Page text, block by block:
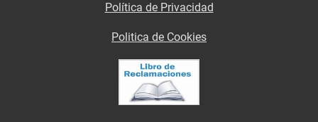
Política de Privacidad
Politica de Cookies